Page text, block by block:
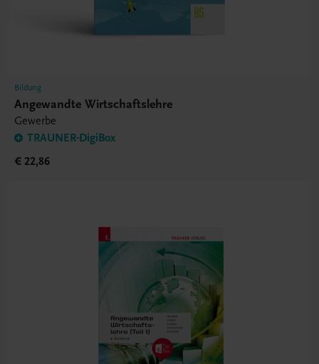
Bildung
Angewandte Wirtschaftslehre
Gewerbe
TRAUNER-DigiBox
€ 22,86